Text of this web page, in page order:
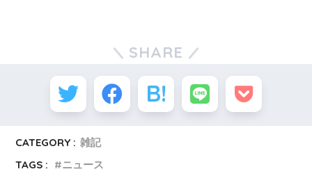
SHARE
CATEGORY : 雑記
TAGS :
ニュース